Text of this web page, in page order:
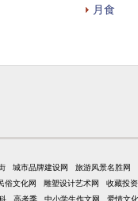
月食
城市品牌建设网 旅游风景名胜网
俗文化网 雕塑设计艺术网 收藏投
高考季 中小学生作文网 爱情文